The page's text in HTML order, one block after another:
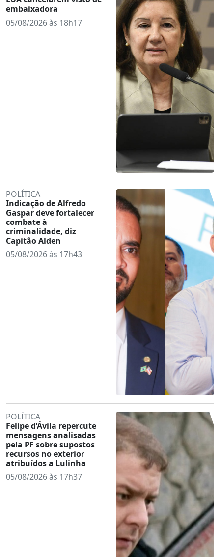
embaixadora
05/08/2026 às 18h17
POLÍTICA
Indicação de Alfredo
Gaspar deve fortalecer
combate à
criminalidade, diz
Capitão Alden
05/08/2026 às 17h43
POLÍTICA
Felipe d’Ávila repercute
mensagens analisadas
pela PF sobre supostos
recursos no exterior
atribuídos a Lulinha
05/08/2026 às 17h37